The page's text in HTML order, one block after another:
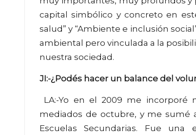
capital simbólico y concreto en
salud” y “Ambiente e inclusión
ambiental pero vinculada a la
nuestra sociedad.
JI:-¿Podés hacer un balance del
LA:-Yo en el 2009 me
mediados de octubre, y me sumé
Escuelas Secundarias. Fue